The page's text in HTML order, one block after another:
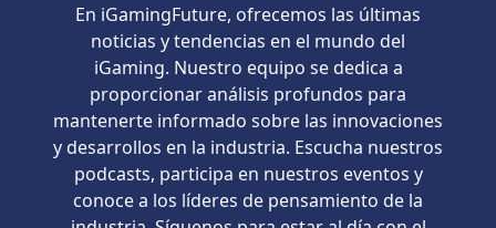
En iGamingFuture, ofrecemos las últimas
noticias y tendencias en el mundo del
iGaming. Nuestro equipo se dedica a
proporcionar análisis profundos para
mantenerte informado sobre las innovaciones
y desarrollos en la industria. Escucha nuestros
podcasts, participa en nuestros eventos y
conoce a los líderes de pensamiento de la